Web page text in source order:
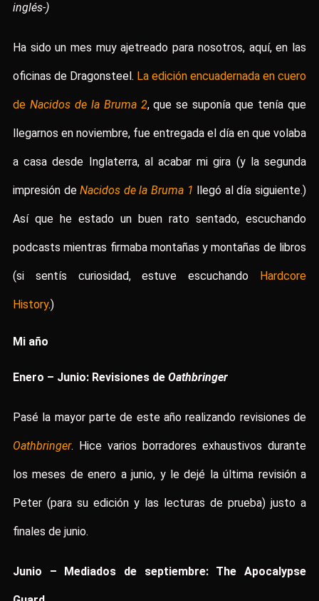
inglés-)
Ha sido un mes muy ajetreado para nosotros, aquí, en las
oficinas de Dragonsteel. La edición encuadernada en cuero
de Nacidos de la Bruma 2, que se suponía que tenía que
llegarnos en noviembre, fue entregada el día en que volaba
a casa desde Inglaterra, al acabar mi gira (y la segunda
impresión de Nacidos de la Bruma 1 llegó al día siguiente.)
Así que he estado un buen rato sentado, escuchando
podcasts mientras firmaba montañas y montañas de libros
(si sentís curiosidad, estuve escuchando Hardcore
History.)
Mi año
Enero – Junio: Revisiones de Oathbringer
Pasé la mayor parte de este año realizando revisiones de
Oathbringer. Hice varios borradores exhaustivos durante
los meses de enero a junio, y le dejé la última revisión a
Peter (para su edición y las lecturas de prueba) justo a
finales de junio.
Junio – Mediados de septiembre: The Apocalypse